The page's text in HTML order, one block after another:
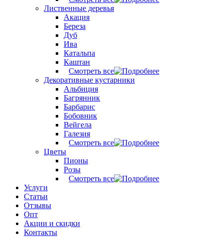
Лиственные деревья
Акация
Береза
Дуб
Ива
Катальпа
Каштан
Смотреть все
Декоративные кустарники
Альбиция
Багрянник
Барбарис
Бобовник
Вейгела
Галезия
Смотреть все
Цветы
Пионы
Розы
Смотреть все
Услуги
Статьи
Отзывы
Опт
Акции и скидки
Контакты